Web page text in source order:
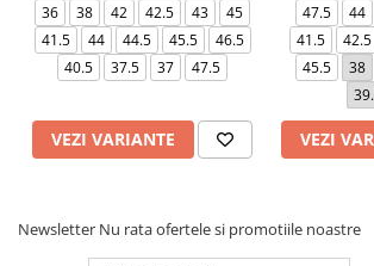
36 38 42 42.5 43
45
41.5
44 44.5 45.5
46.5
40.5
37.5 37 47.5
VEZI VARIANTE
47.5 44
41.5
42.5
45.5
38
VEZI
Newsletter Nu rata ofertele si promotiile noastre